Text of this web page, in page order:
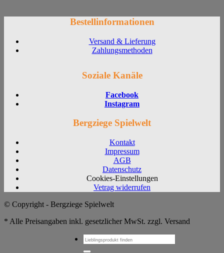
Bestellinformationen
Versand & Lieferung
Zahlungsmethoden
Soziale Kanäle
Facebook
Instagram
Bergziege Spielwelt
Kontakt
Impressum
AGB
Datenschutz
Cookies-Einstellungen
Vetrag widerrufen
© Copyright - Bergziege Spielwelt
* Alle Preisangaben inkl. gesetzlicher MwSt. zzgl. Versand
Suchen
nach: